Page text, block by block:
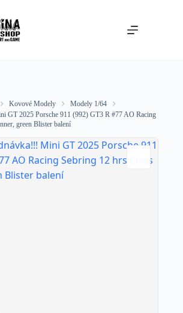
Kovové Modely
Modely 1/64
GT 2025 Porsche 911 (992) GT3 R #77 AO Racing
green Blister balení